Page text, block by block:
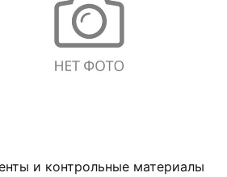
и контрольные материалы